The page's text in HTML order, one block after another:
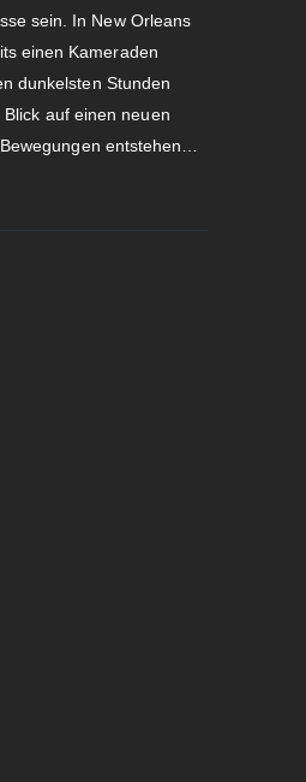
sein. In New Orleans
einen Kameraden
dunkelsten Stunden
auf einen neuen
entstehen…